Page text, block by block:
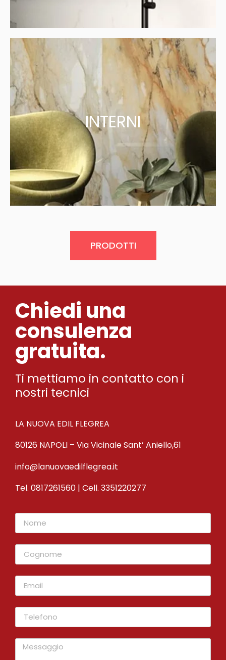
INTERNI
PRODOTTI
Chiedi una
consulenza
gratuita.
Ti mettiamo in contatto con i
nostri tecnici
LA NUOVA EDIL FLEGREA
80126 NAPOLI – Via Vicinale Sant’ Aniello,61
info@lanuovaedilflegrea.it
Tel. 0817261560 | Cell. 3351220277